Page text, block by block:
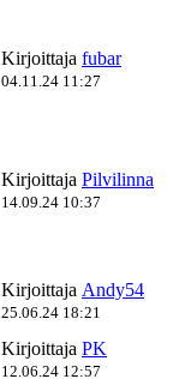
Kirjoittaja fubar
04.11.24 11:27
Kirjoittaja Pilvilinna
14.09.24 10:37
Kirjoittaja Andy54
25.06.24 18:21
Kirjoittaja PK
12.06.24 12:57